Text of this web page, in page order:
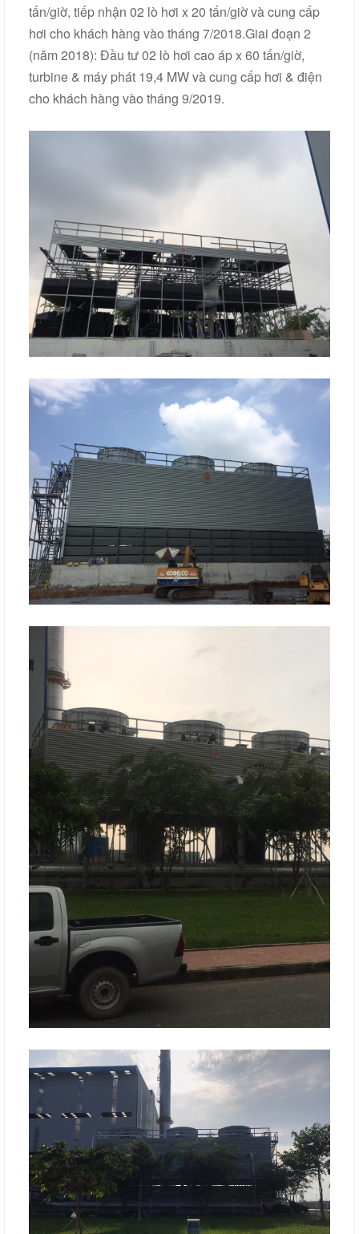
tấn/giờ, tiếp nhận 02 lò hơi x 20 tấn/giờ và cung cấp
hơi cho khách hàng vào tháng 7/2018.Giai đoạn 2
(năm 2018): Đầu tư 02 lò hơi cao áp x 60 tấn/giờ,
turbine & máy phát 19,4 MW và cung cấp hơi & điện
cho khách hàng vào tháng 9/2019.